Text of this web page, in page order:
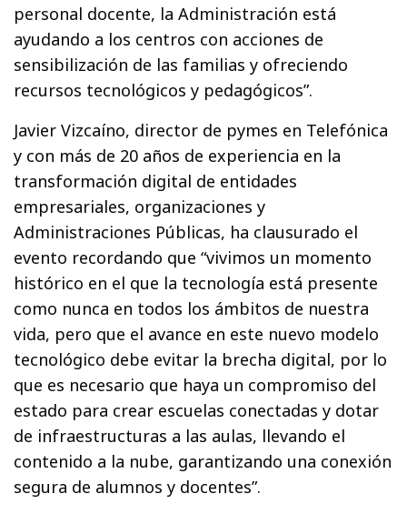
personal docente, la Administración está
ayudando a los centros con acciones de
sensibilización de las familias y ofreciendo
recursos tecnológicos y pedagógicos”.
Javier Vizcaíno, director de pymes en Telefónica
y con más de 20 años de experiencia en la
transformación digital de entidades
empresariales, organizaciones y
Administraciones Públicas, ha clausurado el
evento recordando que “vivimos un momento
histórico en el que la tecnología está presente
como nunca en todos los ámbitos de nuestra
vida, pero que el avance en este nuevo modelo
tecnológico debe evitar la brecha digital, por lo
que es necesario que haya un compromiso del
estado para crear escuelas conectadas y dotar
de infraestructuras a las aulas, llevando el
contenido a la nube, garantizando una conexión
segura de alumnos y docentes”.